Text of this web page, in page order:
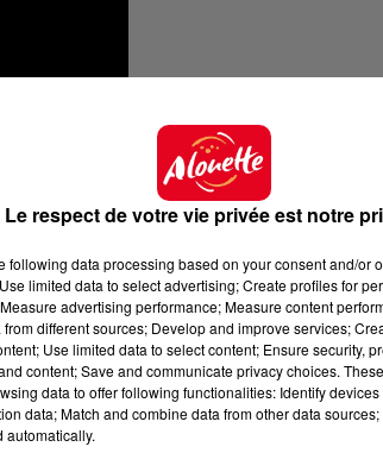
des ressources naturelles(DNR)
noter que p
Le respect de votre vie privée est notre
following data processing based on your consent and/or
limited data to select advertising; Create profiles for
advertising performance; Measure content
different sources; Develop and improve services;
Use limited data to select content; Ensure security,
content; Save and communicate privacy choices.
data to offer following functionalities: Identify
data; Match and combine data from other data
automatically.